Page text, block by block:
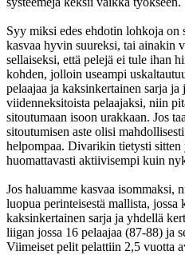
Syy miksi edes ehdotin lohkoja on
kasvaa hyvin suureksi, tai ainakin
sellaiseksi, että pelejä ei tule ihan
kohden, jolloin useampi
pelaajaa ja kaksinkertainen sarja
viidenneksitoista pelaajaksi, niin
sitoutumaan isoon urakkaan. Jos
sitoutumisen aste olisi
helpompaa. Divarikin tietysti sitten
huomattavasti aktiivisempi kuin
Jos haluamme kasvaa isommaksi,
luopua perinteisestä mallista, jossa
kaksinkertainen sarja ja yhdellä
liigan jossa 16 pelaajaa (87-88) ja
Viimeiset pelit pelattiin 2,5 vuotta